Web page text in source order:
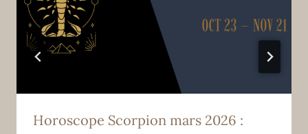
Horoscope Scorpion mars 2026 :